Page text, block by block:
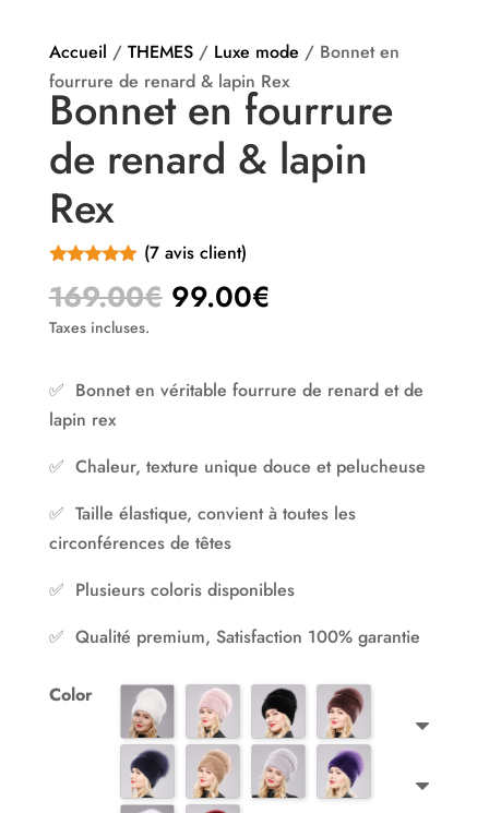
Accueil / THEMES/ Luxe mode / Bonnet en
fourrure de renard & lapin Rex
Bonnet en fourrure
de renard & lapin
Rex
sur 5
basé sur
notations
(7 avis client)
169.00€ Le
était :
99.00€Le
est :
Taxes incluses.
✅ Bonnet en véritable fourrure de renard et de
lapin rex
✅ Chaleur, texture unique douce et pelucheuse
✅ Taille élastique, convient à toutes les
circonférences de têtes
✅ Plusieurs coloris disponibles
✅ Qualité premium, Satisfaction 100% garantie
Color